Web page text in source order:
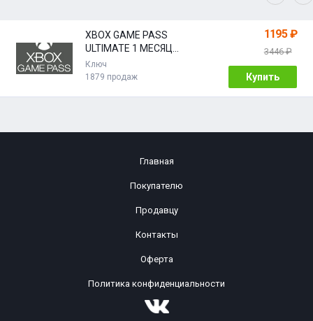
XBOX GAME PASS
ULTIMATE 1 МЕСЯЦ
(ИНДИЯ) КЛЮЧ
Ключ
1879 продаж
1195 ₽
3446 ₽
Купить
Главная
Покупателю
Продавцу
Контакты
Оферта
Политика конфиденциальности